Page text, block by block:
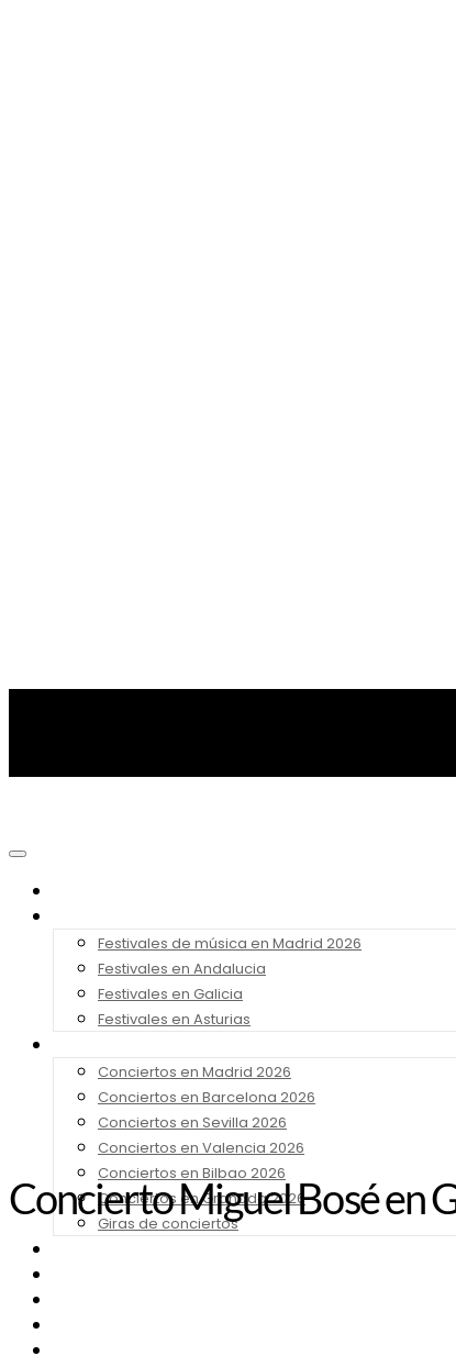
Festivales de música en Madrid 2026
Festivales en Andalucia
Festivales en Galicia
Festivales en Asturias
Conciertos en Madrid 2026
Conciertos en Barcelona 2026
Conciertos en Sevilla 2026
Conciertos en Valencia 2026
Conciertos en Bilbao 2026
Conciertos en Granada 2026
Giras de conciertos
Concierto Miguel Bosé en